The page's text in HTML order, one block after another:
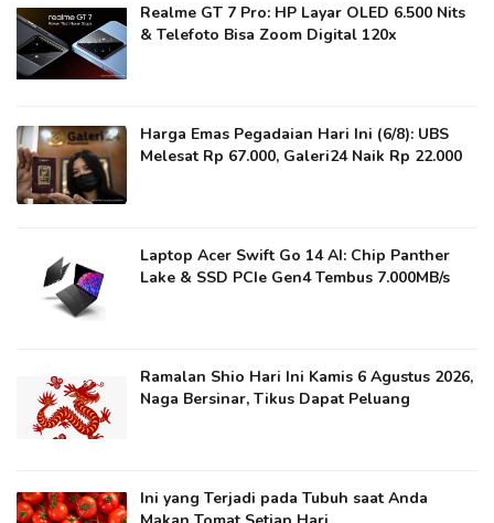
Realme GT 7 Pro: HP Layar OLED 6.500 Nits
& Telefoto Bisa Zoom Digital 120x
Harga Emas Pegadaian Hari Ini (6/8): UBS
Melesat Rp 67.000, Galeri24 Naik Rp 22.000
Laptop Acer Swift Go 14 AI: Chip Panther
Lake & SSD PCIe Gen4 Tembus 7.000MB/s
Ramalan Shio Hari Ini Kamis 6 Agustus 2026,
Naga Bersinar, Tikus Dapat Peluang
Ini yang Terjadi pada Tubuh saat Anda